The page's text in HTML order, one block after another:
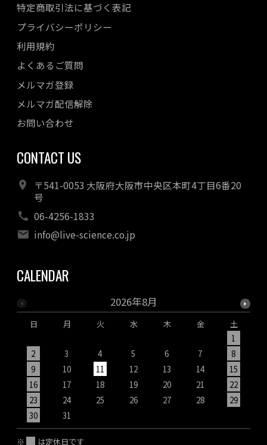
特定商取引法に基づく表記
プライバシーポリシー
利用規約
よくあるご質問
メルマガ登録
メルマガ配信解除
お問い合わせ
CONTACT US
〒541-0053 大阪府大阪市中央区本町4丁目6番20
号
06-4256-1833
info@live-science.co.jp
CALENDAR
2026年8月
日 月 火 水 木 金
土
1
2
3 4 5 6 7
8
9
10 11 12 13 14
15
16
17 18 19 20 21
22
23
24 25 26 27 28
29
30
31
※ は定休日です